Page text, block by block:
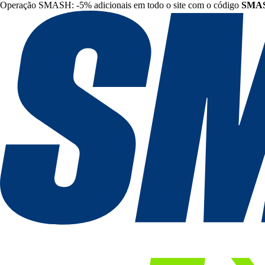
Operação SMASH: -5% adicionais em todo o site com o código